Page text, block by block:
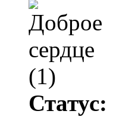
Статус: